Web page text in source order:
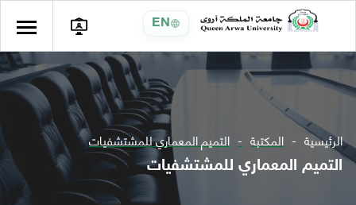
EN
الرئيسية المكتبة التميم المعماري للمشتشفيات
التميم المعماري للمشتشفيات